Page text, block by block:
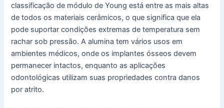
classificação de módulo de Young está entre as mais altas
de todos os materiais cerâmicos, o que significa que ela
pode suportar condições extremas de temperatura sem
rachar sob pressão. A alumina tem vários usos em
ambientes médicos, onde os implantes ósseos devem
permanecer intactos, enquanto as aplicações
odontológicas utilizam suas propriedades contra danos
por atrito.